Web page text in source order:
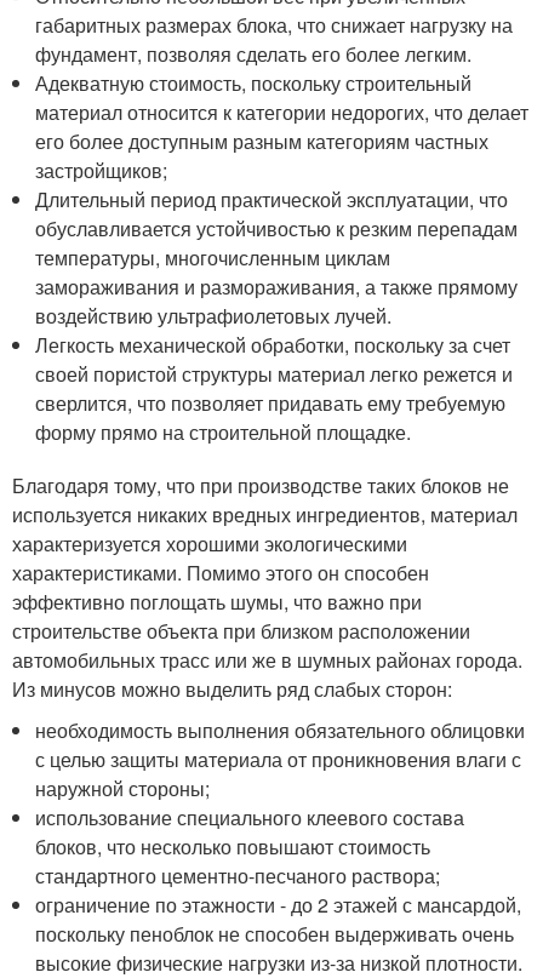
габаритных размерах блока, что снижает нагрузку на
фундамент, позволяя сделать его более легким.
Адекватную стоимость, поскольку строительный
материал относится к категории недорогих, что делает
его более доступным разным категориям частных
застройщиков;
Длительный период практической эксплуатации, что
обуславливается устойчивостью к резким перепадам
температуры, многочисленным циклам
замораживания и размораживания, а также прямому
воздействию ультрафиолетовых лучей.
Легкость механической обработки, поскольку за счет
своей пористой структуры материал легко режется и
сверлится, что позволяет придавать ему требуемую
форму прямо на строительной площадке.
Благодаря тому, что при производстве таких блоков не
используется никаких вредных ингредиентов, материал
характеризуется хорошими экологическими
характеристиками. Помимо этого он способен
эффективно поглощать шумы, что важно при
строительстве объекта при близком расположении
автомобильных трасс или же в шумных районах города.
Из минусов можно выделить ряд слабых сторон:
необходимость выполнения обязательного облицовки
с целью защиты материала от проникновения влаги с
наружной стороны;
использование специального клеевого состава
блоков, что несколько повышают стоимость
стандартного цементно-песчаного раствора;
ограничение по этажности - до 2 этажей с мансардой,
поскольку пеноблок не способен выдерживать очень
высокие физические нагрузки из-за низкой плотности.